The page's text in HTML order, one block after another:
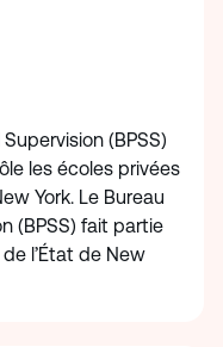
(BPSS)
les écoles privées
York. Le Bureau
(BPSS) fait partie
l’État de New